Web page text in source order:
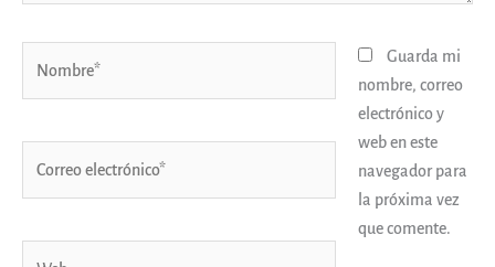
Guarda mi
nombre, correo
electrónico y
web en este
navegador para
la próxima vez
que comente.